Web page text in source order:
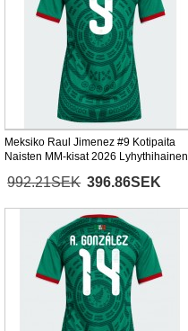
Meksiko Raul Jimenez #9 Kotipaita
Naisten MM-kisat 2026 Lyhythihainen
992.21SEK 396.86SEK